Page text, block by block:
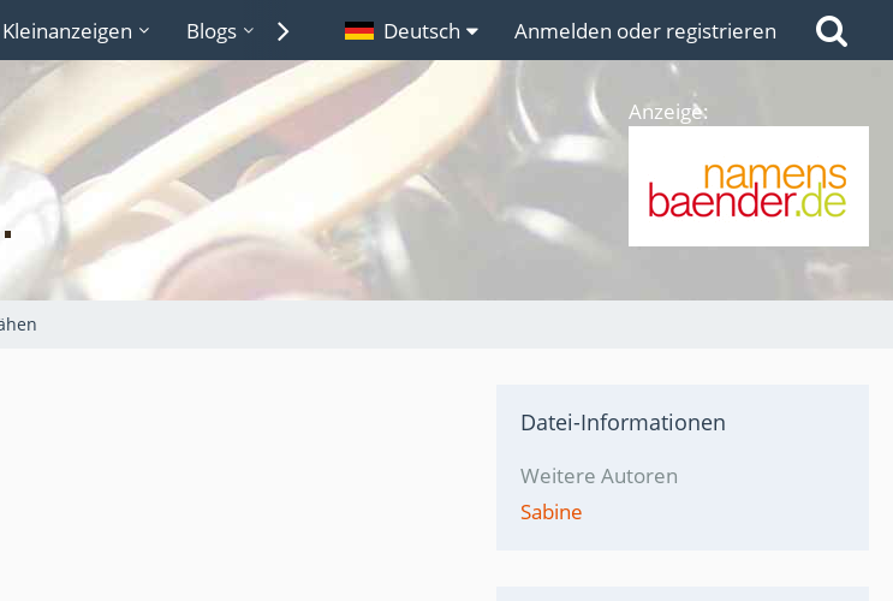
Kleinanzeigen Blogs Lexikon Links
Deutsch Anmelden oder registrieren
Anzeige:
Datei-Informationen
Weitere Autoren
Sabine